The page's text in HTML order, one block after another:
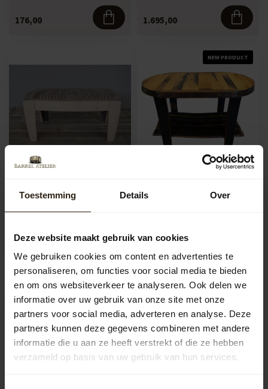
Toestemming Details Over
Deze website maakt gebruik van cookies
We gebruiken cookies om content en advertenties te
personaliseren, om functies voor social media te bieden
en om ons websiteverkeer te analyseren. Ook delen we
informatie over uw gebruik van onze site met onze
partners voor social media, adverteren en analyse. Deze
partners kunnen deze gegevens combineren met andere
informatie die u aan ze heeft verstrekt of die ze hebben
verzameld op basis van uw gebruik van hun services.
176,00 1.695,00
Wijnvat tafel handgemaakt van
1.295,00
NEW PRODUCT
Glen salontafel
682,50